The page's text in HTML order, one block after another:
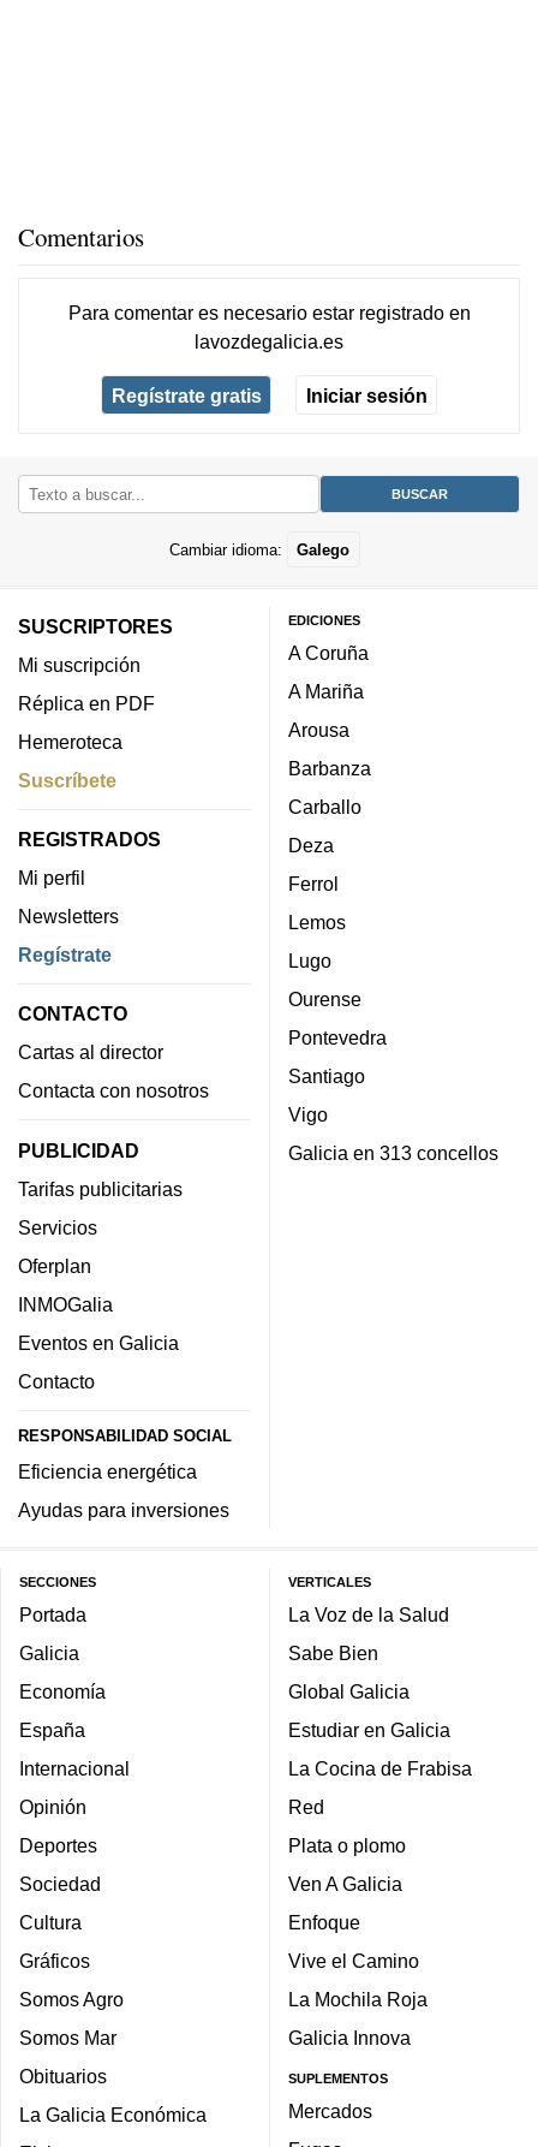
Comentarios
Para comentar es necesario estar registradoen
lavozdegalicia.es
Regístrate gratis Iniciar sesión
Cambiar idioma: Galego
SUSCRIPTORES
Mi suscripción
Réplica en PDF
Hemeroteca
Suscríbete
REGISTRADOS
Mi perfil
Newsletters
Regístrate
CONTACTO
Cartas al director
Contacta con nosotros
PUBLICIDAD
Tarifas publicitarias
Servicios
Oferplan
INMOGalia
Eventos en Galicia
Contacto
RESPONSABILIDAD SOCIAL
Eficiencia energética
Ayudas para inversiones
EDICIONES
A Coruña
A Mariña
Arousa
Barbanza
Carballo
Deza
Ferrol
Lemos
Lugo
Ourense
Pontevedra
Santiago
Vigo
Galicia en 313 concellos
SECCIONES
Portada
Galicia
Economía
España
Internacional
Opinión
Deportes
Sociedad
Cultura
Gráficos
Somos Agro
Somos Mar
Obituarios
La Galicia Económica
VERTICALES
La Voz de la Salud
Sabe Bien
Global Galicia
Estudiar en Galicia
La Cocina de Frabisa
Red
Plata o plomo
Ven A Galicia
Enfoque
Vive el Camino
La Mochila Roja
Galicia Innova
SUPLEMENTOS
Mercados